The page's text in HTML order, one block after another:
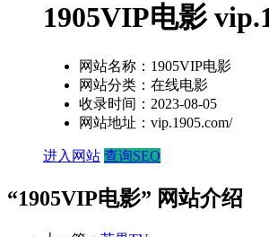
1905VIP电影
网站名称： 1905VIP电影
网站分类： 在线电影
收录时间： 2023-08-05
网站地址： vip.1905.com/
进入网站 查询SEO
“1905VIP电影” 网站介绍